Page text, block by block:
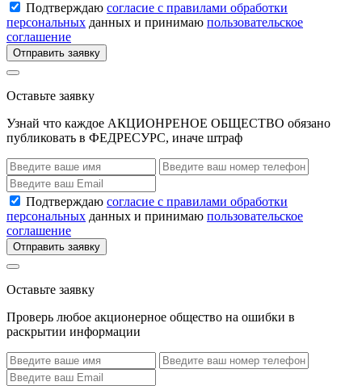
Подтверждаю согласие с правилами обработки
персональных данных и принимаю пользовательское
соглашение
Отправить заявку
Оставьте заявку
Узнай что каждое АКЦИОНРЕНОЕ ОБЩЕСТВО обязано
публиковать в ФЕДРЕСУРС, иначе штраф
Подтверждаю согласие с правилами обработки
персональных данных и принимаю пользовательское
соглашение
Отправить заявку
Оставьте заявку
Проверь любое акционерное общество на ошибки в
раскрытии информации